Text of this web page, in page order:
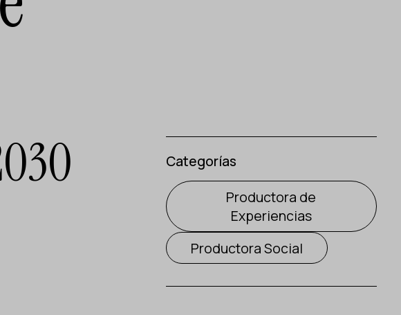
Categorías
Productora de
Experiencias
Productora Social